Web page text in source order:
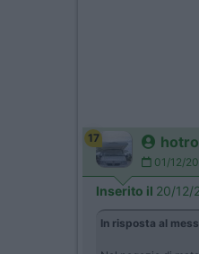
17
01/12/
Inserito il 20/12/
In risposta al